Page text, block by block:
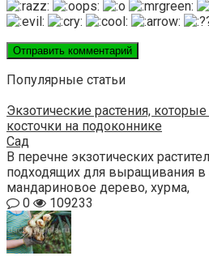
Популярные статьи
Экзотические растения,
косточки на подоконнике
Сад
В перечне экзотических
подходящих для выращивания
мандариновое дерево, хурма,
0
109233